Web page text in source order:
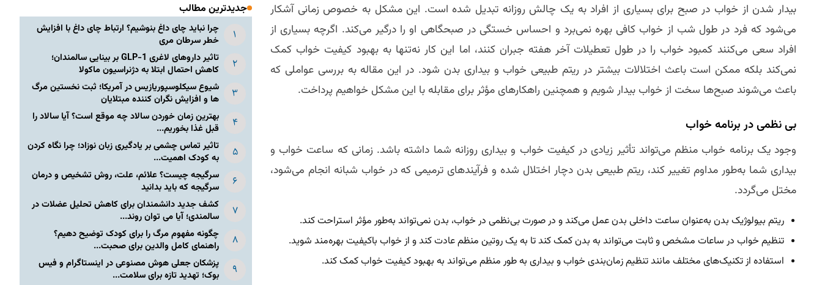
بیدار شدن از خواب در صبح برای بسیاری از افراد به یک چالش روزانه تبدیل شده است. این مشکل به خصوص زمانی آشکار
می‌شود که فرد در طول شب از خواب کافی بهره نمی‌برد و احساس خستگی در صبحگاهی او را درگیر می‌کند. اگرچه بسیاری از
افراد سعی می‌کنند کمبود خواب را در طول تعطیلات آخر هفته جبران کنند، اما این کار نه‌تنها به بهبود کیفیت خواب کمک
نمی‌کند بلکه ممکن است باعث اختلالات بیشتر در ریتم طبیعی خواب و بیداری بدن شود. در این مقاله به بررسی عواملی که
باعث می‌شوند صبح‌ها سخت از خواب بیدار شویم و همچنین راهکارهای مؤثر برای مقابله با این مشکل خواهیم پرداخت.
بی‌ نظمی در برنامه خواب
وجود یک برنامه خواب منظم می‌تواند تأثیر زیادی در کیفیت خواب و بیداری روزانه شما داشته باشد. زمانی که ساعت خواب و
بیداری شما به‌طور مداوم تغییر کند، ریتم طبیعی بدن دچار اختلال شده و فرآیندهای ترمیمی که در خواب شبانه انجام می‌شود،
مختل می‌گردد.
ریتم بیولوژیک بدن به‌عنوان ساعت داخلی بدن عمل می‌کند و در صورت بی‌نظمی در خواب، بدن نمی‌تواند به‌طور مؤثر استراحت کند.
تنظیم خواب در ساعات مشخص و ثابت می‌تواند به بدن کمک کند تا به یک روتین منظم عادت کند و از خواب باکیفیت بهره‌مند شوید.
استفاده از تکنیک‌های مختلف مانند تنظیم زمان‌بندی خواب و بیداری به طور منظم می‌تواند به بهبود کیفیت خواب کمک کند.
جدیدترین مطالب
چرا نباید چای داغ بنوشیم؟ ارتباط چای داغ با افزایش
خطر سرطان مری
تاثیر داروهای لاغری GLP-1 بر بینایی سالمندان؛
کاهش احتمال ابتلا به دژنراسیون ماکولا
شیوع سیکلوسپوریازیس در آمریکا؛ ثبت نخستین مرگ
ها و افزایش نگران کننده مبتلایان
بهترین زمان خوردن سالاد چه موقع است؟ آیا سالاد را
قبل غذا بخوریم...
تاثیر تماس چشمی بر یادگیری زبان نوزاد؛ چرا نگاه کردن
به کودک اهمیت...
سرگیجه چیست؟ علائم، علت، روش تشخیص و درمان
سرگیجه که باید بدانید
کشف جدید دانشمندان برای کاهش تحلیل عضلات در
سالمندی؛ آیا می توان روند...
چگونه مفهوم مرگ را برای کودک توضیح دهیم؟
راهنمای کامل والدین برای صحبت...
پزشکان جعلی هوش مصنوعی در اینستاگرام و فیس
بوک؛ تهدید تازه برای سلامت...